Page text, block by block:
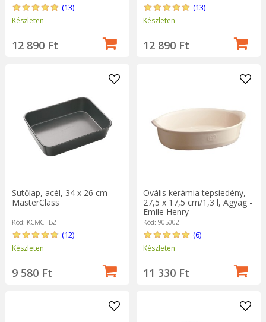
(13)
Készleten
12 890 Ft
(13)
Készleten
12 890 Ft
Sütőlap, acél, 34 x 26 cm -
MasterClass
Kód: KCMCHB2
(12)
Készleten
9 580 Ft
Ovális kerámia tepsiedény,
27,5 x 17,5 cm/1,3 l, Agyag -
Emile Henry
Kód: 905002
(6)
Készleten
11 330 Ft